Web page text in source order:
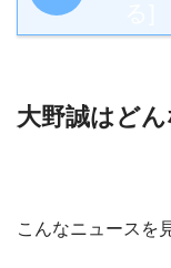
大野誠はどん
こんなニュースを